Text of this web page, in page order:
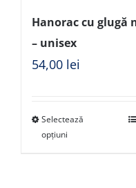
Hanorac cu glugă
– unisex
54,00 lei
Selectează
opțiuni